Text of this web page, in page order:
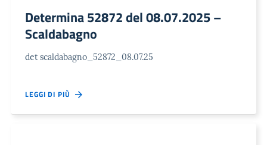
Determina 52872 del 08.07.2025 –
Scaldabagno
det scaldabagno_52872_08.07.25
LEGGI DI PIÙ